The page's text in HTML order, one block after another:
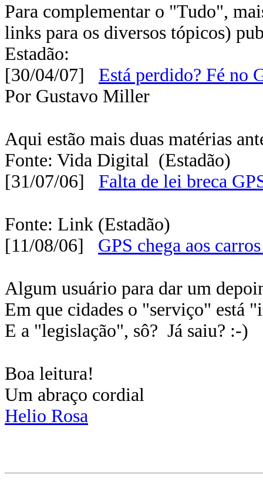
Para complementar o "Tudo",
links para os diversos tópicos)
Estadão:
[30/04/07] Está perdido? Fé no
Por Gustavo Miller
Aqui estão mais duas matérias
Fonte: Vida Digital (Estadão)
[31/07/06] Falta de lei breca
Fonte: Link (Estadão)
[11/08/06] GPS chega aos
Algum usuário para dar um
Em que cidades o "serviço" está
E a "legislação", sô? Já saiu? :-)
Boa leitura!
Um abraço cordial
Helio Rosa